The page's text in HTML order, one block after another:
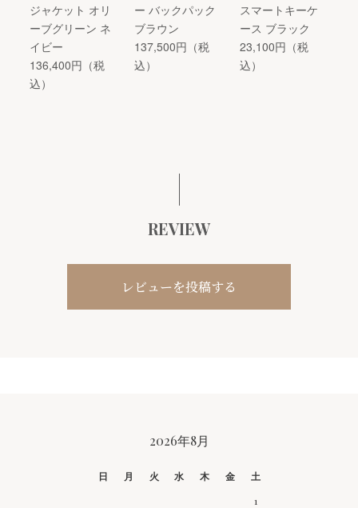
ジャケット オリ
ーブグリーン ネ
イビー
136,400円（税
込）
ー バックパック
ブラウン
137,500円（税
込）
スマートキーケ
ース ブラック
23,100円（税
込）
REVIEW
レビューを投稿する
2026年8月
日 月 火 水 木 金
土
1